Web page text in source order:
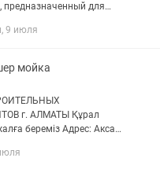
предназначенный для
9 июля
мойка
г. АЛМАТЫ Құрал
Адрес: Аксай
В чистом и рабочем